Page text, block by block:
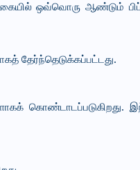
ஒவ்வொரு ஆண்டும்
தேர்ந்தெடுக்கப்பட்டது.
கொண்டாடப்படுகிறது.